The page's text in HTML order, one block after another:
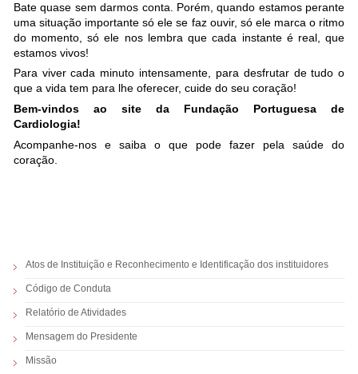
Bate quase sem darmos conta. Porém, quando estamos perante
uma situação importante só ele se faz ouvir, só ele marca o ritmo
do momento, só ele nos lembra que cada instante é real, que
estamos vivos!
Para viver cada minuto intensamente, para desfrutar de tudo o
que a vida tem para lhe oferecer, cuide do seu coração!
Bem-vindos ao site da Fundação Portuguesa de
Cardiologia!
Acompanhe-nos e saiba o que pode fazer pela saúde do
coração.
Atos de Instituição e Reconhecimento e Identificação dos instituidores
Código de Conduta
Relatório de Atividades
Mensagem do Presidente
Missão